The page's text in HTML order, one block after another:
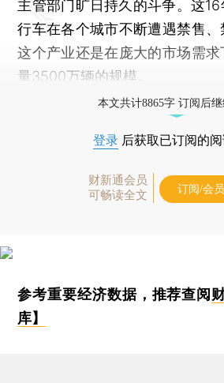
主管部门旷日持久的斗争。这
行车在各个城市不断遭遇禁售、
这个产业还是在庞大的市场需
量3500万辆的规模。
本文共计8865字 订阅后
登录 后获取已订阅的
财新通会员
可畅读全文
订阅/会
参考重要经济数据，推荐查阅
库】